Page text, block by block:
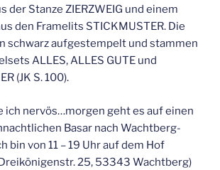
der Stanze ZIERZWEIG und einem
den Framelits STICKMUSTER. Die
schwarz aufgestempelt und stammen
ALLES, ALLES GUTE und
(JK S. 100).
ich nervös…morgen geht es auf einen
Basar nach Wachtberg-
bin von 11 – 19 Uhr auf dem Hof
25, 53343 Wachtberg)